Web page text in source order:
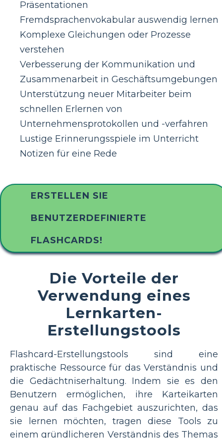
Präsentationen
Fremdsprachenvokabular auswendig lernen
Komplexe Gleichungen oder Prozesse
verstehen
Verbesserung der Kommunikation und
Zusammenarbeit in Geschäftsumgebungen
Unterstützung neuer Mitarbeiter beim
schnellen Erlernen von
Unternehmensprotokollen und -verfahren
Lustige Erinnerungsspiele im Unterricht
Notizen für eine Rede
ERSTELLEN SIE
BENUTZERDEFINIERTE
FLASHCARDS!
Die Vorteile der
Verwendung eines
Lernkarten-
Erstellungstools
Flashcard-Erstellungstools sind eine
praktische Ressource für das Verständnis und
die Gedächtniserhaltung. Indem sie es den
Benutzern ermöglichen, ihre Karteikarten
genau auf das Fachgebiet auszurichten, das
sie lernen möchten, tragen diese Tools zu
einem gründlicheren Verständnis des Themas